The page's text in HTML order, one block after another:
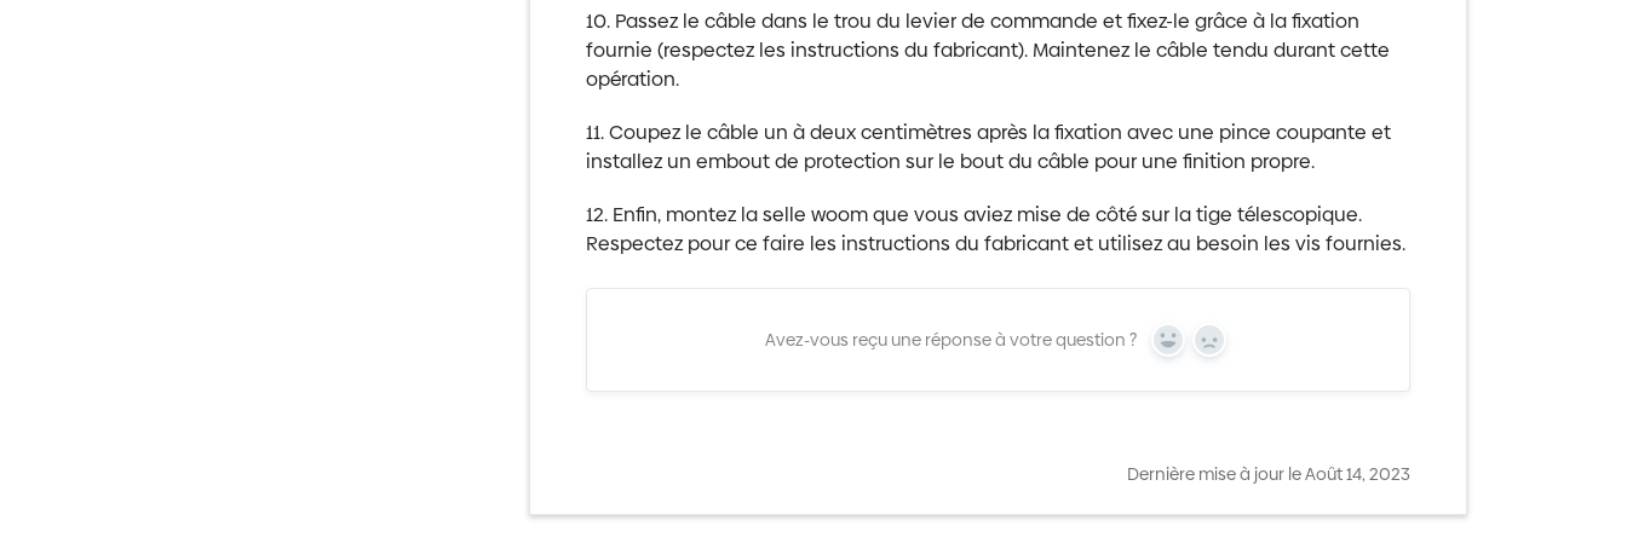
10. Passez le câble dans le trou du levier de commande et fixez-le grâce à la fixation
fournie (respectez les instructions du fabricant). Maintenez le câble tendu durant cette
opération.
11. Coupez le câble un à deux centimètres après la fixation avec une pince coupante et
installez un embout de protection sur le bout du câble pour une finition propre.
12. Enfin, montez la selle woom que vous aviez mise de côté sur la tige télescopique.
Respectez pour ce faire les instructions du fabricant et utilisez au besoin les vis fournies.
Avez-vous reçu une réponse à votre question ? Yes No
Dernière mise à jour le Août 14, 2023